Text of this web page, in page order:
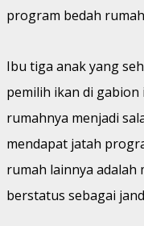
program bedah
Ibu tiga anak yang
pemilih ikan di
rumahnya menjadi
mendapat jatah
rumah lainnya adalah
berstatus sebagai